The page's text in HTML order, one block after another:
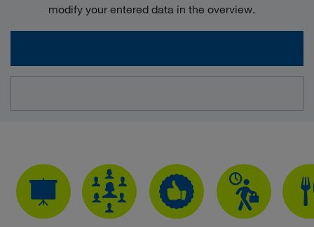
modify your entered data in the overview.